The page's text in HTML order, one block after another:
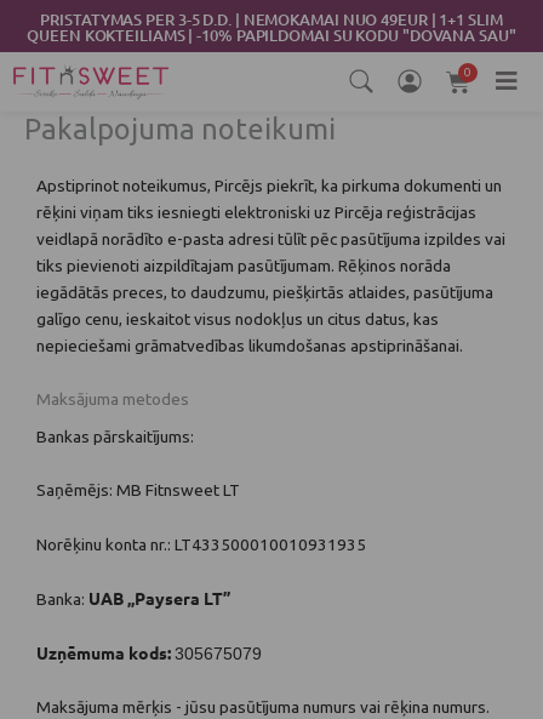
content
PRISTATYMAS PER 3-5 D.D. | NEMOKAMAI NUO 49EUR | 1+1 SLIM
QUEEN KOKTEILIAMS | -10% PAPILDOMAI SU KODU "DOVANA SAU"
0
Cart
Pakalpojuma noteikumi
Apstiprinot noteikumus, Pircējs piekrīt, ka pirkuma dokumenti un
rēķini viņam tiks iesniegti elektroniski uz Pircēja reģistrācijas
veidlapā norādīto e-pasta adresi tūlīt pēc pasūtījuma izpildes vai
tiks pievienoti aizpildītajam pasūtījumam. Rēķinos norāda
iegādātās preces, to daudzumu, piešķirtās atlaides, pasūtījuma
galīgo cenu, ieskaitot visus nodokļus un citus datus, kas
nepieciešami grāmatvedības likumdošanas apstiprināšanai.
Maksājuma metodes
Bankas pārskaitījums:
Saņēmējs: MB Fitnsweet LT
Norēķinu konta nr.: LT433500010010931935
Banka: UAB „Paysera LT”
Uzņēmuma kods: 305675079
Maksājuma mērķis - jūsu pasūtījuma numurs vai rēķina numurs.